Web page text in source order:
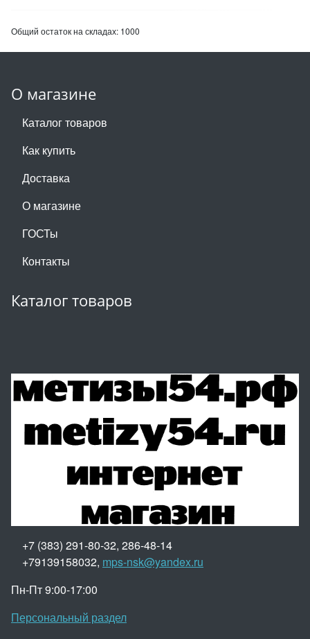
Общий остаток на складах: 1000
О магазине
Каталог товаров
Как купить
Доставка
О магазине
ГОСТы
Контакты
Каталог товаров
+7 (383) 291-80-32, 286-48-14
+79139158032, mps-nsk@yandex.ru
Пн-Пт 9:00-17:00
Персональный раздел